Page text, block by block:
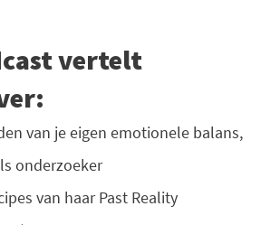
vertelt
van je eigen emotionele balans,
onderzoeker
van haar Past Reality